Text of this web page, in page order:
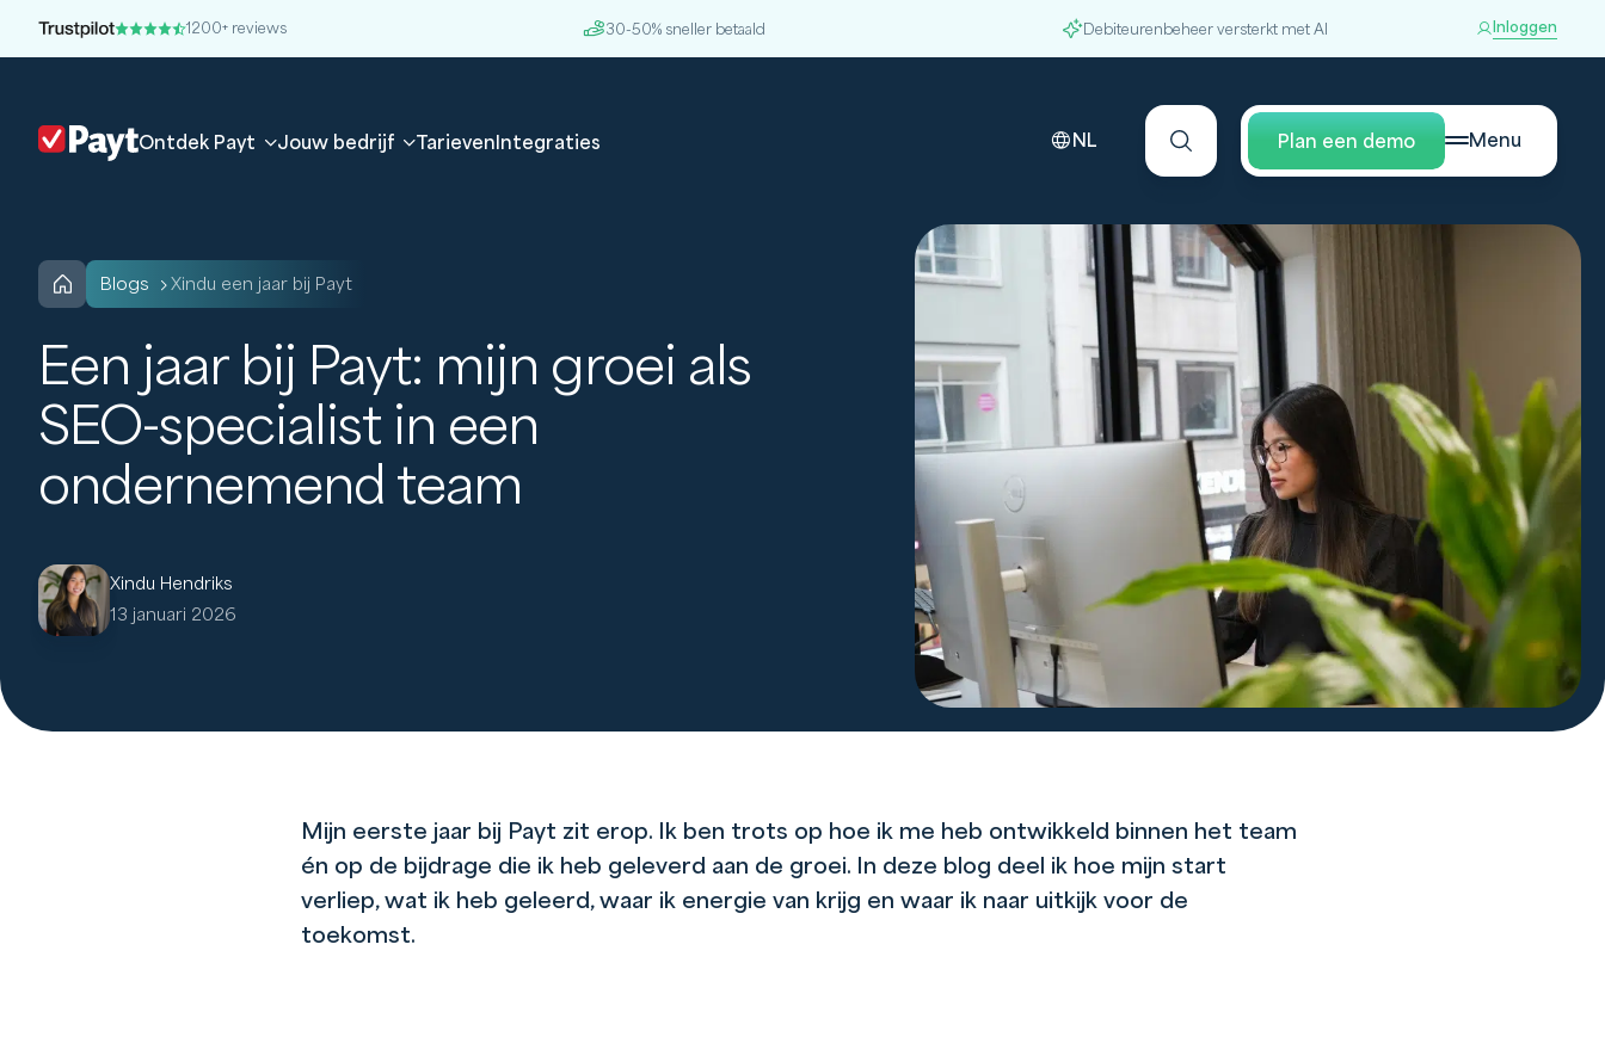
1200+ reviews 30-50% sneller betaald Debiteurenbeheer versterkt met AI Inloggen
Ontdek Payt Jouw bedrijf Tarieven Integraties NL Plan een demo Menu
blogs Xindu een jaar bij Payt
Een jaar bij Payt: mijn groei als
SEO-specialist in een
ondernemend team
Xindu Hendriks
13 januari 2026
Mijn eerste jaar bij Payt zit erop. Ik ben trots op hoe ik me heb ontwikkeld binnen het team
én op de bijdrage die ik heb geleverd aan de groei. In deze blog deel ik hoe mijn start
verliep, wat ik heb geleerd, waar ik energie van krijg en waar ik naar uitkijk voor de
toekomst.